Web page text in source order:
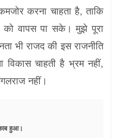
करना चाहता है, ताकि
को वापस पा सके। मुझे पूरा
भी राजद की इस राजनीति
चाहती है भ्रम नहीं,
नहीं।
हुआ।